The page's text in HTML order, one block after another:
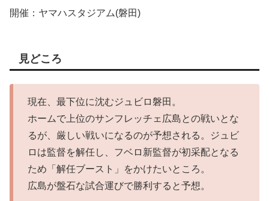
開催：ヤマハスタジアム(磐田)
見どころ
現在、最下位に沈むジュビロ磐田。
ホームで上位のサンフレッチェ広島との戦いとな
るが、厳しい戦いになるのが予想される。ジュビ
ロは監督を解任し、フベロ新監督が初采配となる
ため「解任ブースト」をかけたいところ。
広島が盤石な試合運びで勝利すると予想。